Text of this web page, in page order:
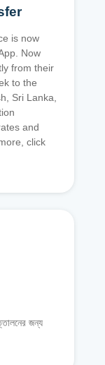
is now
Now
from their
to the
Sri Lanka,
and
click
জন্য